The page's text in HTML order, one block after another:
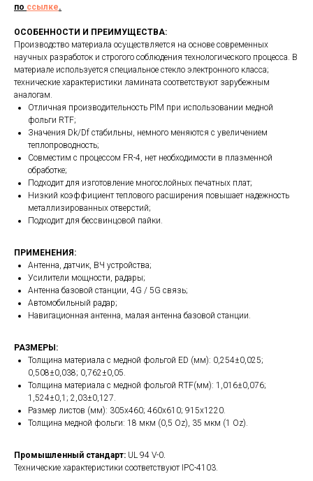
по ссылке.
ОСОБЕННОСТИ И ПРЕИМУЩЕСТВА:
Производство материала осуществляется на основе современных
научных разработок и строгого соблюдения технологического процесса. В
материале используется специальное стекло электронного класса;
технические характеристики ламината соответствуют зарубежным
аналогам.
Отличная производительность PIM при использовании медной
фольги RTF;
Значения Dk/Df стабильны, немного меняются с увеличением
теплопроводность;
Совместим с процессом FR-4, нет необходимости в плазменной
обработке;
Подходит для изготовление многослойных печатных плат;
Низкий коэффициент теплового расширения повышает надежность
металлизированных отверстий;
Подходит для бессвинцовой пайки.
ПРИМЕНЕНИЯ:
Антенна, датчик, ВЧ устройства;
Усилители мощности, радары;
Aнтенна базовой станции, 4G / 5G связь;
Автомобильный радар;
Навигационная антенна, малая антенна базовой станции.
РАЗМЕРЫ:
Толщина материала с медной фольгой ED (мм): 0,254±0,025;
0,508±0,038; 0,762±0,05.
Толщина материала с медной фольгой RTF(мм): 1,016±0,076;
1,524±0,1; 2,03±0,127.
Размер листов (мм): 305х460; 460х610; 915х1220.
Толщина медной фольги: 18 мкм (0,5 Oz), 35 мкм (1 Oz).
Промышленный стандарт: UL 94 V-0.
Технические характеристики соответствуют IPC-4103.